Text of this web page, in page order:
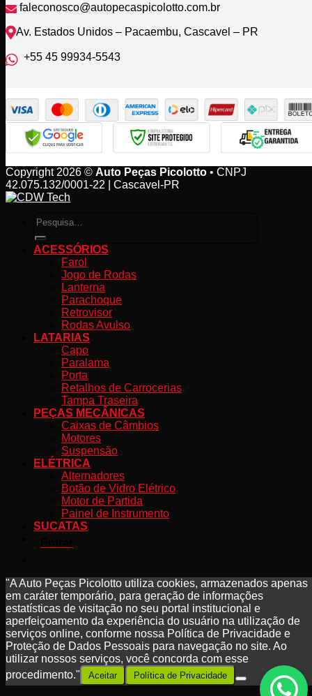
faleconosco@autopecaspicolotto.com.br
Av. Estados Unidos – Pacaembu, Cascavel – PR
+55 45 99934‑5543‬
Copyright 2026 © Auto Peças Picolotto • CNPJ
42.075.132/0001-22 | Cascavel-PR
Pesquisar
por:
ACESSÓRIOS
Farol
Jogo de Rodas
Lanterna
Parachoque
Retrovisor
Rodas Avulso
LATARIAS
Capo
Paralama
Porta
Retalhos de Carrocerias
Tampa Traseira
PEÇAS MECÂNICAS
Caixas de Câmbios
Motores
Suspensão
ELÉTRICA
Alternadores
Botão de Vidro Elétrico
Motor de Partida
Painel de Instrumento
SUCATAS
"A Auto Peças Picolotto utiliza cookies, armazenados apenas
em caráter temporário, para geração de informações
estatísticas de visitação no seu portal institucional e
aperfeiçoamento da experiência do usuário na utilização de
serviços online, conforme nossa Política de Privacidade e
Proteção de Dados Pessoais para navegação no site. Ao
utilizar nossos serviços, você concorda com esse
procedimento."
Aceitar Política de Privacidade